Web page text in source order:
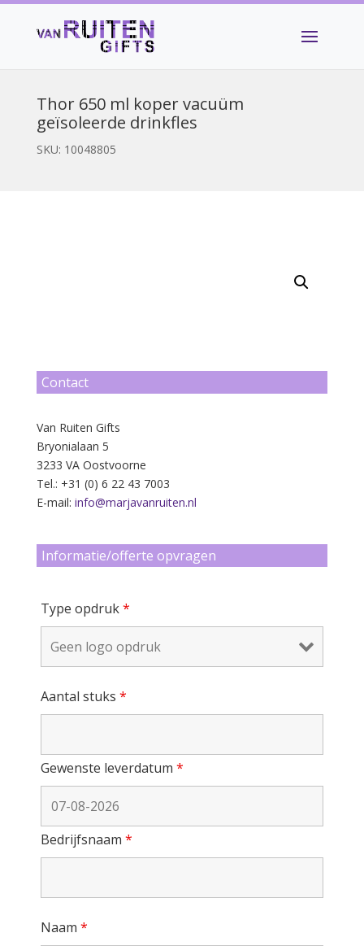
Thor 650 ml koper vacuüm
geïsoleerde drinkfles
SKU: 10048805
Contact
Van Ruiten Gifts
Bryonialaan 5
3233 VA Oostvoorne
Tel.: +31 (0) 6 22 43 7003
E-mail: info@marjavanruiten.nl
Informatie/offerte opvragen
Type opdruk*
Aantal stuks *
Gewenste leverdatum *
Bedrijfsnaam *
Naam *